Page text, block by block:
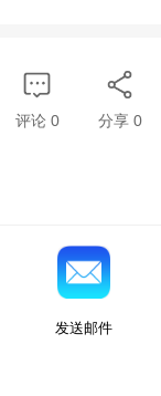
评论 0 分享 0
发送邮件